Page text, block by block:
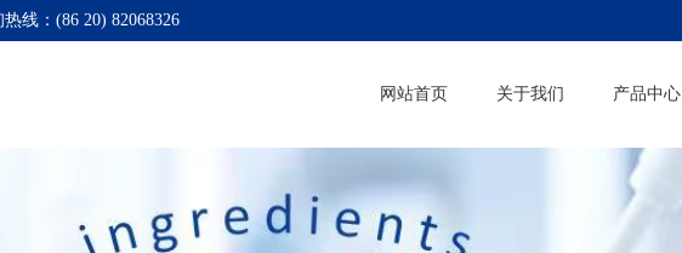
热线：(86 20) 82068326
网站首页 关于我们 产品中心